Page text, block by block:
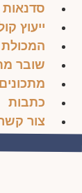
סדנאות
ייעוץ
המכולת
שובר
מתכונים
כתבות
צור